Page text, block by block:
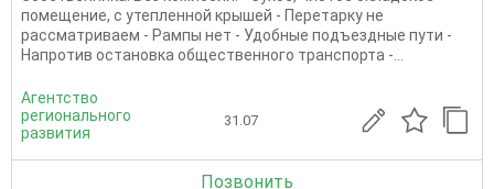
помещение, с утепленной крышей - Перетарку не
рассматриваем - Рампы нет - Удобные подъездные пути -
Напротив остановка общественного транспорта -...
Агентство
регионального
развития
31.07
Позвонить